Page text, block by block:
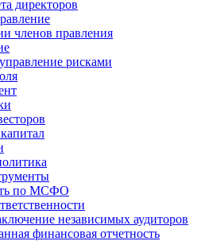
директоров
членов правления
рисками
по МСФО
независимых аудиторов
финансовая отчетность